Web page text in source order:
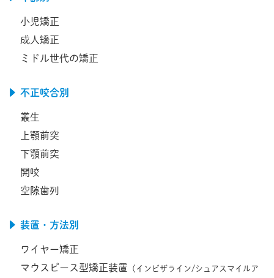
小児矯正
成人矯正
ミドル世代の矯正
不正咬合別
叢生
上顎前突
下顎前突
開咬
空隙歯列
装置・方法別
ワイヤー矯正
マウスピース型矯正装置 （インビザライン/シュアスマイルア